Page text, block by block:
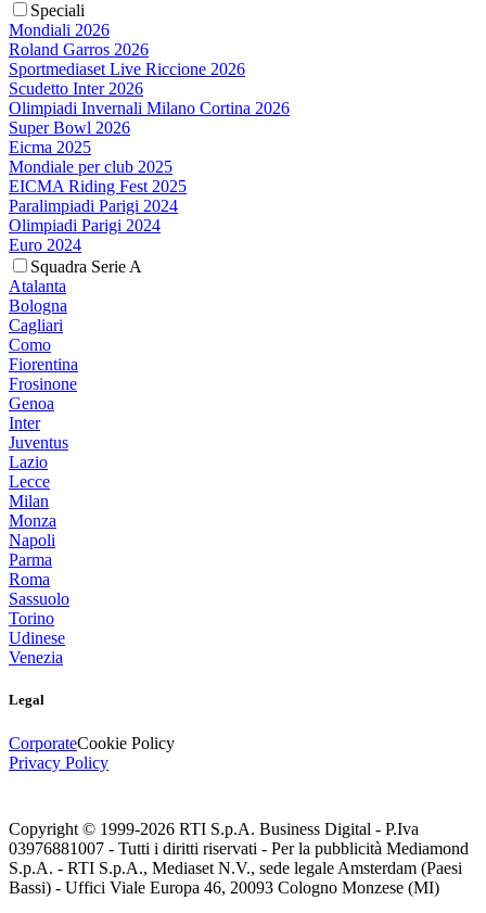
Speciali
Mondiali 2026
Roland Garros 2026
Sportmediaset Live Riccione 2026
Scudetto Inter 2026
Olimpiadi Invernali Milano Cortina 2026
Super Bowl 2026
Eicma 2025
Mondiale per club 2025
EICMA Riding Fest 2025
Paralimpiadi Parigi 2024
Olimpiadi Parigi 2024
Euro 2024
Squadra Serie A
Atalanta
Bologna
Cagliari
Como
Fiorentina
Frosinone
Genoa
Inter
Juventus
Lazio
Lecce
Milan
Monza
Napoli
Parma
Roma
Sassuolo
Torino
Udinese
Venezia
Legal
CorporateCookie Policy
Privacy Policy
Copyright © 1999-2026 RTI S.p.A. Business Digital - P.Iva
03976881007 - Tutti i diritti riservati - Per la pubblicità Mediamond
S.p.A. - RTI S.p.A., Mediaset N.V., sede legale Amsterdam (Paesi
Bassi) - Uffici Viale Europa 46, 20093 Cologno Monzese (MI)